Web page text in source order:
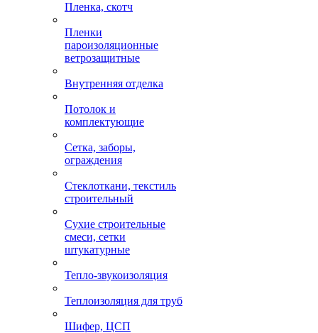
Пленка, скотч
Пленки
пароизоляционные
ветрозащитные
Внутренняя отделка
Потолок и
комплектующие
Сетка, заборы,
ограждения
Стеклоткани, текстиль
строительный
Сухие строительные
смеси, сетки
штукатурные
Тепло-звукоизоляция
Теплоизоляция для труб
Шифер, ЦСП